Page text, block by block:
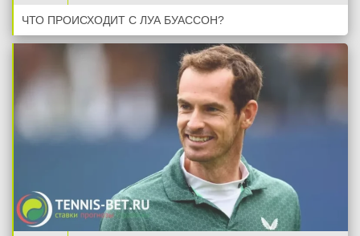
ЧТО ПРОИСХОДИТ С ЛУА БУАССОН?